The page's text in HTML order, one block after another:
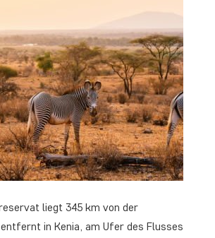
liegt 345 km von der
in Kenia, am Ufer des Flusses